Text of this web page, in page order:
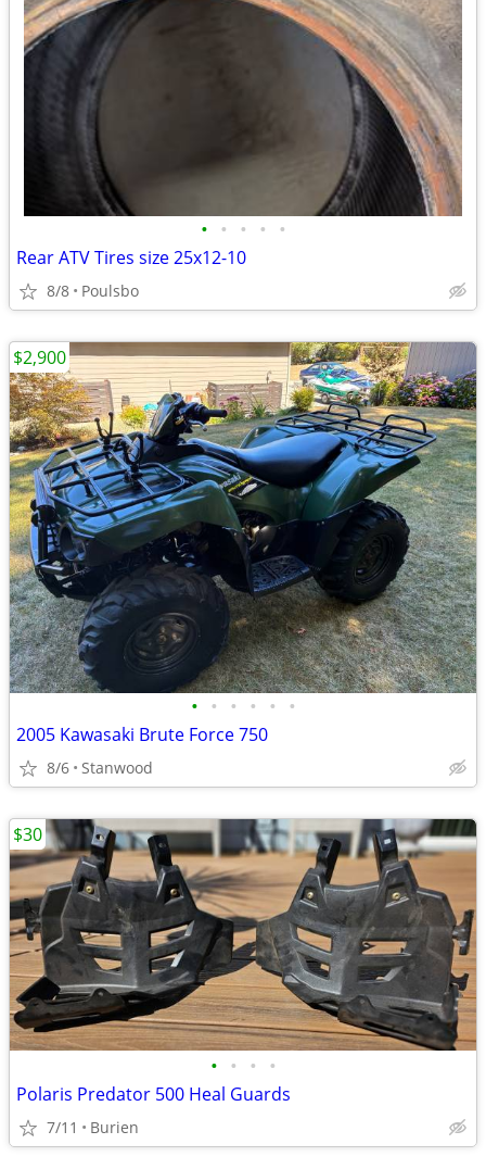
• • • • •
Rear ATV Tires size 25x12-10
8/8 Poulsbo
• • • • • •
2005 Kawasaki Brute Force 750
8/6 Stanwood
$2,900
• • • •
Polaris Predator 500 Heal Guards
7/11 Burien
$30